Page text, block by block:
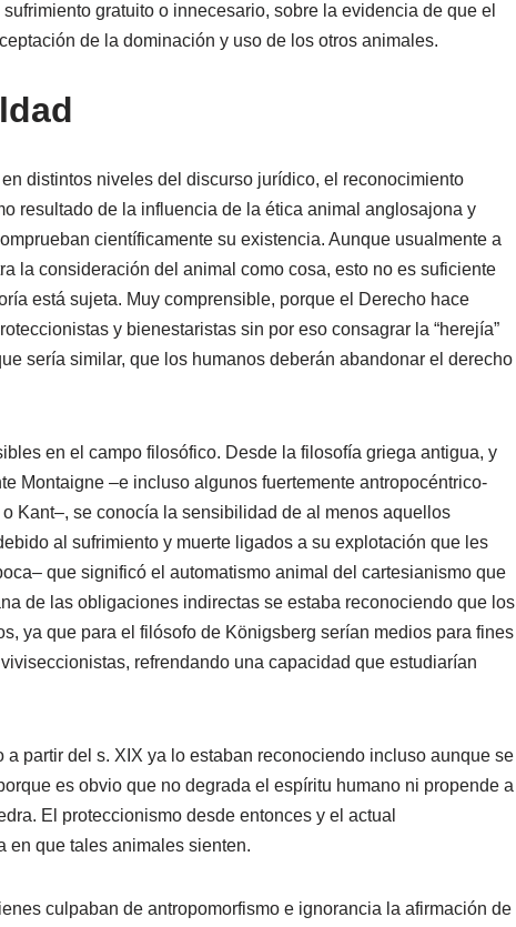
gratuito o innecesario, sobre la evidencia de que el
de la dominación y uso de los otros animales.
distintos niveles del discurso jurídico, el reconocimiento
resultado de la influencia de la ética animal anglosajona y
científicamente su existencia. Aunque usualmente a
la consideración del animal como cosa, esto no es suficiente
está sujeta. Muy comprensible, porque el Derecho hace
y bienestaristas sin por eso consagrar la “herejía”
sería similar, que los humanos deberán abandonar el derecho
en el campo filosófico. Desde la filosofía griega antigua, y
Montaigne –e incluso algunos fuertemente antropocéntrico-
Kant–, se conocía la sensibilidad de al menos aquellos
al sufrimiento y muerte ligados a su explotación que les
que significó el automatismo animal del cartesianismo que
de las obligaciones indirectas se estaba reconociendo que los
ya que para el filósofo de Königsberg serían medios para fines
refrendando una capacidad que estudiarían
partir del s. XIX ya lo estaban reconociendo incluso aunque se
es obvio que no degrada el espíritu humano ni propende a
El proteccionismo desde entonces y el actual
en que tales animales sienten.
culpaban de antropomorfismo e ignorancia la afirmación de